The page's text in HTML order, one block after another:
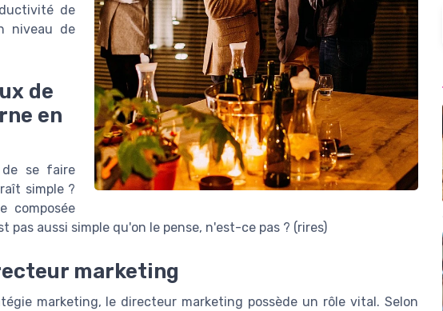
de
niveau de
de
en
se faire
simple ?
composée
pas aussi simple qu'on le pense, n'est-ce pas ? (rires)
marketing
marketing, le directeur marketing possède un rôle vital. Selon